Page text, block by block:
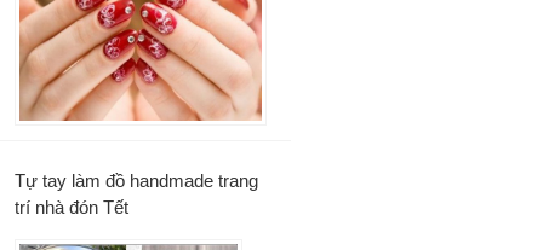
Tự tay làm đồ handmade trang
trí nhà đón Tết